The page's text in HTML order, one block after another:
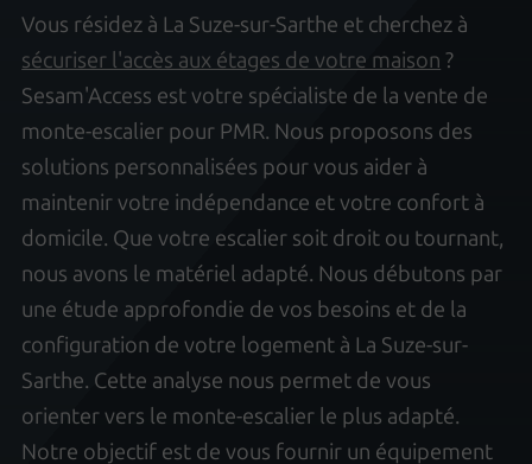
Vous résidez à La Suze-sur-Sarthe et cherchez à
sécuriser l'accès aux étages de votre maison ?
Sesam'Access est votre spécialiste de la vente de
monte-escalier pour PMR. Nous proposons des
solutions personnalisées pour vous aider à
maintenir votre indépendance et votre confort à
domicile. Que votre escalier soit droit ou tournant,
nous avons le matériel adapté. Nous débutons par
une étude approfondie de vos besoins et de la
configuration de votre logement à La Suze-sur-
Sarthe. Cette analyse nous permet de vous
orienter vers le monte-escalier le plus adapté.
Notre objectif est de vous fournir un équipement